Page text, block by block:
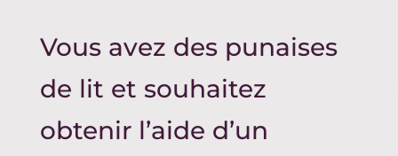
Vous avez des punaises
de lit et souhaitez
obtenir l’aide d’un